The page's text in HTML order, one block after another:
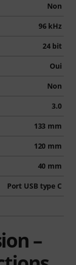
Non
96 kHz
24 bit
Oui
Non
3.0
133 mm
120 mm
40 mm
Port USB type C
–